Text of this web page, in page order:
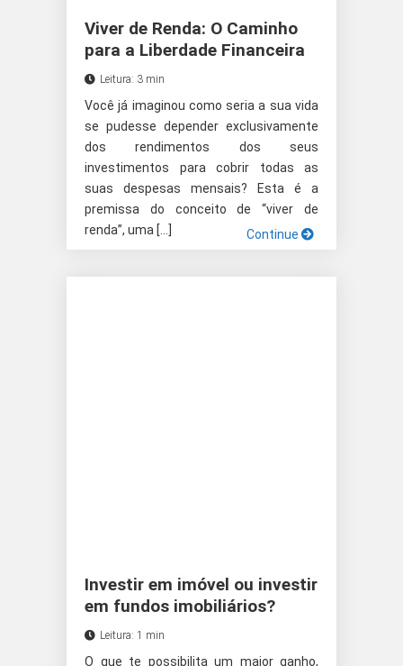
Viver de Renda: O Caminho
para a Liberdade Financeira
Leitura: 3 min
Você já imaginou como seria a sua vida
se pudesse depender exclusivamente
dos rendimentos dos seus
investimentos para cobrir todas as
suas despesas mensais? Esta é a
premissa do conceito de “viver de
renda”, uma […]
Continue
Investir em imóvel ou investir
em fundos imobiliários?
Leitura: 1 min
O que te possibilita um maior ganho,